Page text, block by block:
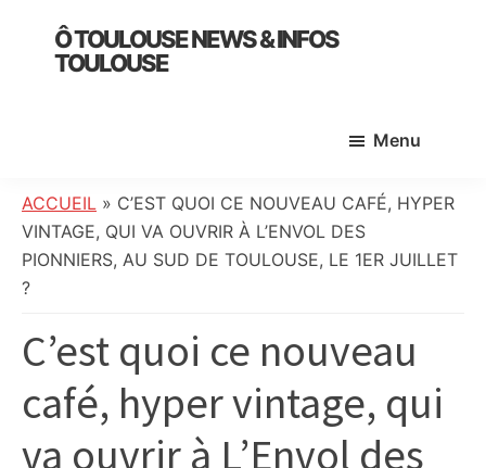
primary
Ô TOULOUSE NEWS & INFOS
TOULOUSE
:
info
locale,
politique,
météo,
faits
divers
et
Menu
ACCUEIL » C’EST QUOI CE NOUVEAU CAFÉ, HYPER
VINTAGE, QUI VA OUVRIR À L’ENVOL DES
PIONNIERS, AU SUD DE TOULOUSE, LE 1ER JUILLET
?
C’est quoi ce nouveau
café, hyper vintage, qui
va ouvrir à L’Envol des